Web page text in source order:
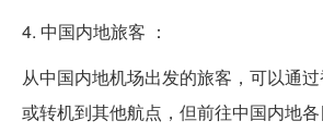
4. 中国内地旅客 ：
从中国内地机场出发的旅客，可以通
或转机到其他航点，但前往中国内地